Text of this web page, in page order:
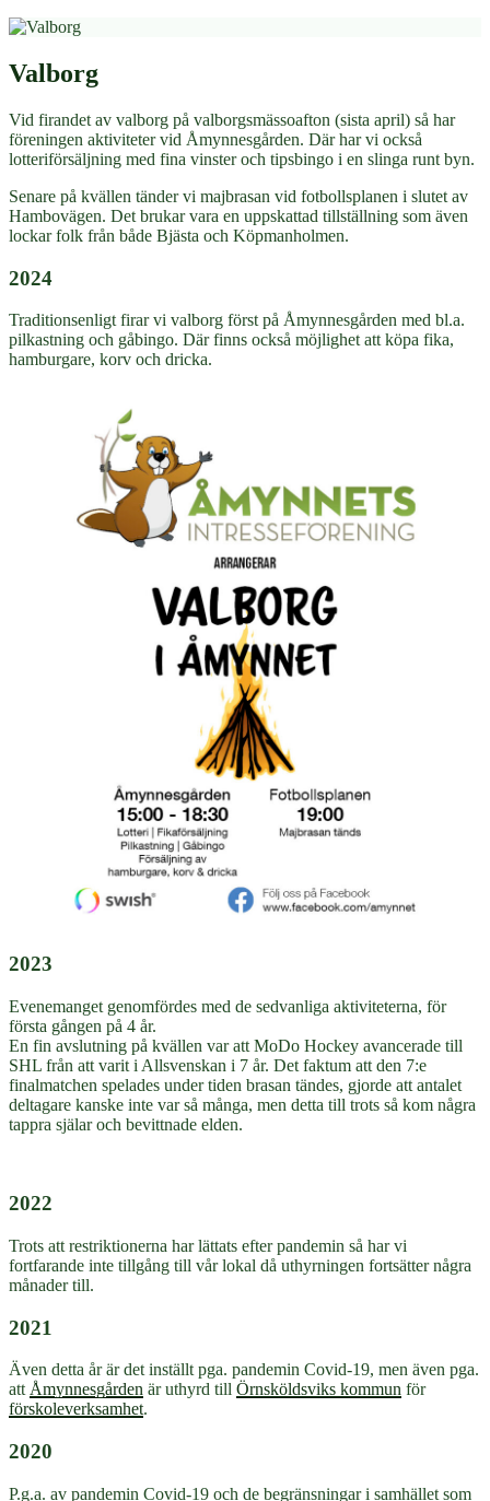
Valborg
Vid firandet av valborg på valborgsmässoafton (sista april) så har
föreningen aktiviteter vid Åmynnesgården. Där har vi också
lotteriförsäljning med fina vinster och tipsbingo i en slinga runt byn.
Senare på kvällen tänder vi majbrasan vid fotbollsplanen i slutet av
Hambovägen. Det brukar vara en uppskattad tillställning som även
lockar folk från både Bjästa och Köpmanholmen.
2024
Traditionsenligt firar vi valborg först på Åmynnesgården med bl.a.
pilkastning och gåbingo. Där finns också möjlighet att köpa fika,
hamburgare, korv och dricka.
2023
Evenemanget genomfördes med de sedvanliga aktiviteterna, för
första gången på 4 år.
En fin avslutning på kvällen var att MoDo Hockey avancerade till
SHL från att varit i Allsvenskan i 7 år. Det faktum att den 7:e
finalmatchen spelades under tiden brasan tändes, gjorde att antalet
deltagare kanske inte var så många, men detta till trots så kom några
tappra själar och bevittnade elden.
2022
Trots att restriktionerna har lättats efter pandemin så har vi
fortfarande inte tillgång till vår lokal då uthyrningen fortsätter några
månader till.
2021
Även detta år är det inställt pga. pandemin Covid-19, men även pga.
attÅmynnesgården är uthyrd till Örnsköldsviks kommun för
förskoleverksamhet.
2020
P.g.a. av pandemin Covid-19 och de begränsningar i samhället som